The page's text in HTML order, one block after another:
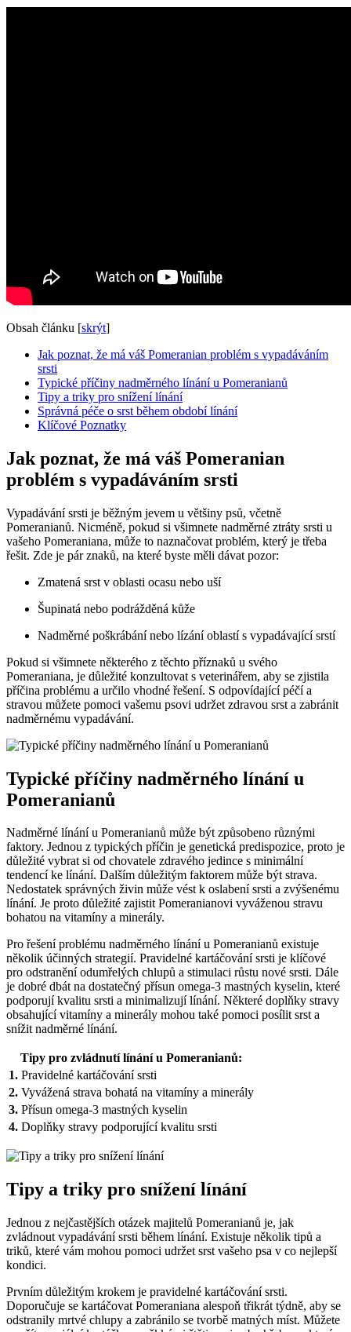
Obsah článku [skrýt]
Jak poznat, že má váš Pomeranian problém s vypadáváním
srsti
Typické příčiny nadměrného línání u Pomeranianů
Tipy a triky pro snížení línání
Správná péče⁣ o srst během období línání
Klíčové Poznatky
Jak poznat, že má váš Pomeranian
problém s vypadáváním srsti
Vypadávání srsti je běžným jevem u většiny psů, včetně
Pomeranianů. Nicméně, ⁤pokud si všimnete ‌nadměrné ztráty srsti u
vašeho Pomeraniana, může to naznačovat problém, který je třeba
řešit.⁣ Zde‌ je pár znaků, na které byste měli⁣ dávat pozor:
Zmatená ‍srst v oblasti ocasu nebo uší
Šupinatá nebo podrážděná kůže
Nadměrné poškrábání nebo lízání oblastí s‍ vypadávající srstí
Pokud si všimnete některého z těchto příznaků u svého
Pomeraniana, je⁤ důležité konzultovat s​ veterinářem, aby se⁣ zjistila
příčina problému a určilo ‌vhodné řešení. S odpovídající⁢ péčí a
stravou můžete pomoci vašemu psovi udržet zdravou srst a zabránit
nadměrnému vypadávání.
Typické příčiny nadměrného línání u
Pomeranianů
Nadměrné línání u Pomeranianů může být způsobeno různými
faktory. Jednou z typických příčin je genetická predispozice, proto je
důležité vybrat si ⁣od chovatele zdravého jedince s minimální
tendencí ke línání.‍ Dalším důležitým faktorem⁣ může být strava.‍
Nedostatek správných živin může vést k oslabení srsti a zvýšenému
línání. Je⁤ proto důležité zajistit Pomeranianovi vyváženou stravu
bohatou na vitamíny a minerály.
Pro řešení problému nadměrného línání u ⁢Pomeranianů existuje
několik účinných strategií. Pravidelné kartáčování srsti je klíčové⁣
pro odstranění odumřelých chlupů a stimulaci růstu nové‌ srsti. Dále
je dobré dbát na ‍dostatečný přísun omega-3 mastných kyselin, které
podporují kvalitu​ srsti ​a ⁣minimalizují línání. Některé doplňky ⁤stravy
obsahující vitamíny ‌a minerály mohou‍ také pomoci posílit ⁢srst a
snížit nadměrné ⁣línání.
Tipy pro zvládnutí línání u Pomeranianů:
1. Pravidelné kartáčování srsti
2. Vyvážená strava ⁤bohatá na vitamíny a minerály
3. Přísun omega-3 mastných kyselin
4. Doplňky stravy podporující kvalitu srsti
Tipy a triky pro snížení línání
Jednou z nejčastějších otázek majitelů Pomeranianů je, jak
zvládnout vypadávání srsti⁢ během línání. Existuje několik tipů a
triků, které vám⁤ mohou pomoci udržet srst vašeho psa v co nejlepší
kondici.
Prvním⁢ důležitým krokem ‍je pravidelné‌ kartáčování srsti.
Doporučuje se kartáčovat Pomeraniana​ alespoň třikrát týdně, aby se
odstranily mrtvé chlupy a zabránilo se tvorbě matných míst. ​Můžete